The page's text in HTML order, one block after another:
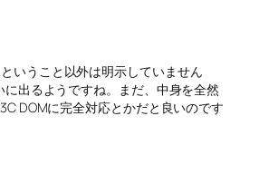
いうこと以外は明示していません
出るようですね。まだ、中身を全然
DOMに完全対応とかだと良いのです